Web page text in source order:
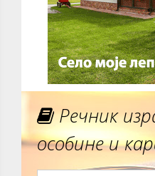
Речник
особине и